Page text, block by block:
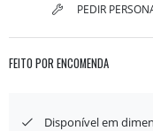
PEDIR
FEITO POR ENCOMENDA
Disponível em